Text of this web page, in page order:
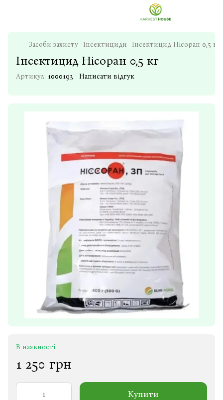
Засоби захисту Інсектициди Інсектицид Нісоран 0,5 кг
Інсектицид Нісоран 0,5 кг
Артикул: 1000193 Написати відгук
В наявності
1 250 грн
Купити